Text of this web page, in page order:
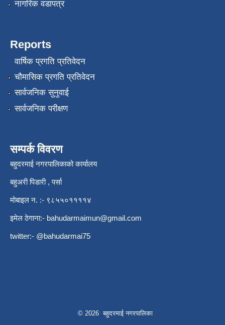
नागरिक वडापत्र
Reports
वार्षिक प्रगति प्रतिवेदन
चौमासिक प्रगति प्रतिवेदन
सार्वजनिक सुनुवाई
सार्वजनिक परीक्षण
सम्पर्क विवरण
बहुदरमाई नगरपालिकाको कार्यालय
बहुअरी पिडारी , पर्सा
मोबाइल न. :- ९८५५०११११४
इमेल ठेगाना:- bahudarmaimun@gmail.com
twitter:- @bahudarmai75
© 2026 बहुदरमाई नगरपालिका